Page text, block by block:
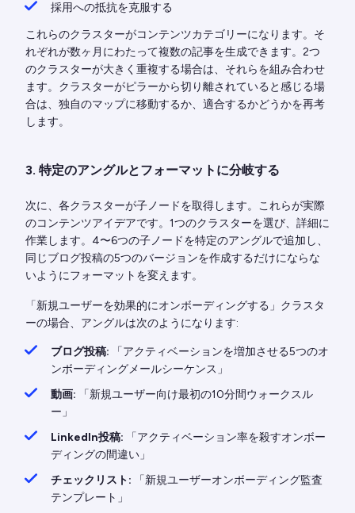
採用への抵抗を克服する
これらのクラスターがコンテンツカテゴリーになります。そ
れぞれが数ヶ月にわたって複数の記事を生成できます。2つ
のクラスターが大きく重複する場合は、それらを組み合わせ
ます。クラスターがピラーから切り離されていると感じる場
合は、独自のマップに移動するか、適合するかどうかを再考
します。
3. 特定のアングルとフォーマットに分岐する
次に、各クラスターが子ノードを取得します。これらが実際
のコンテンツアイデアです。1つのクラスターを選び、詳細に
作業します。4〜6つの子ノードを特定のアングルで追加し、
同じブログ投稿の5つのバージョンを作成するだけにならな
いようにフォーマットを変えます。
「新規ユーザーを効果的にオンボーディングする」クラスタ
ーの場合、アングルは次のようになります:
ブログ投稿: 「アクティベーションを増加させる5つのオ
ンボーディングメールシーケンス」
動画: 「新規ユーザー向け最初の10分間ウォークスル
ー」
LinkedIn投稿: 「アクティベーション率を殺すオンボー
ディングの間違い」
チェックリスト: 「新規ユーザーオンボーディング監査
テンプレート」